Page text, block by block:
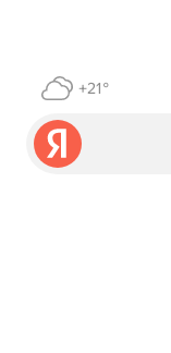
+21°